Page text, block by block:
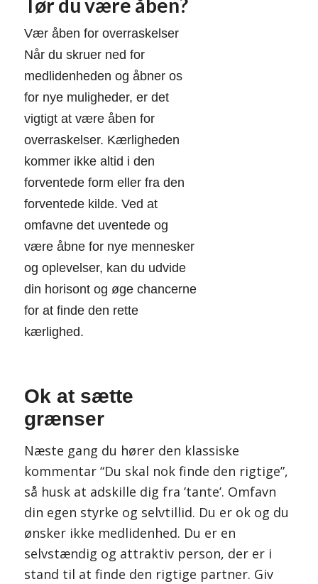
Vær åben for overraskelser
Når du skruer ned for
medlidenheden og åbner os
for nye muligheder, er det
vigtigt at være åben for
overraskelser. Kærligheden
kommer ikke altid i den
forventede form eller fra den
forventede kilde. Ved at
omfavne det uventede og
være åbne for nye mennesker
og oplevelser, kan du udvide
din horisont og øge chancerne
for at finde den rette
kærlighed.
Ok at sætte
grænser
Næste gang du hører den klassiske
kommentar “Du skal nok finde den rigtige”,
så husk at adskille dig fra ’tante’. Omfavn
din egen styrke og selvtillid. Du er ok og du
ønsker ikke medlidenhed. Du er en
selvstændig og attraktiv person, der er i
stand til at finde den rigtige partner. Giv